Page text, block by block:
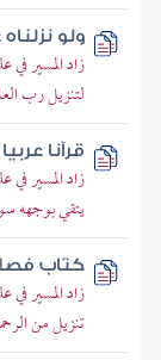
ولو
زاد المسير
لتنزيل رب
قرآنا
زاد المسير
يتقي بوجهه
كتاب
زاد المسير
تنزيل من